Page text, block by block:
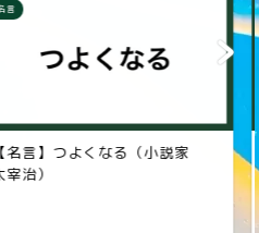
名言
【名言】好奇心（本田技研工業
創業者 本田宗一郎）